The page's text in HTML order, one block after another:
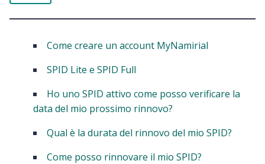
Come creare un account MyNamirial
SPID Lite e SPID Full
Ho uno SPID attivo come posso verificare la
data del mio prossimo rinnovo?
Qual è la durata del rinnovo del mio SPID?
Come posso rinnovare il mio SPID?